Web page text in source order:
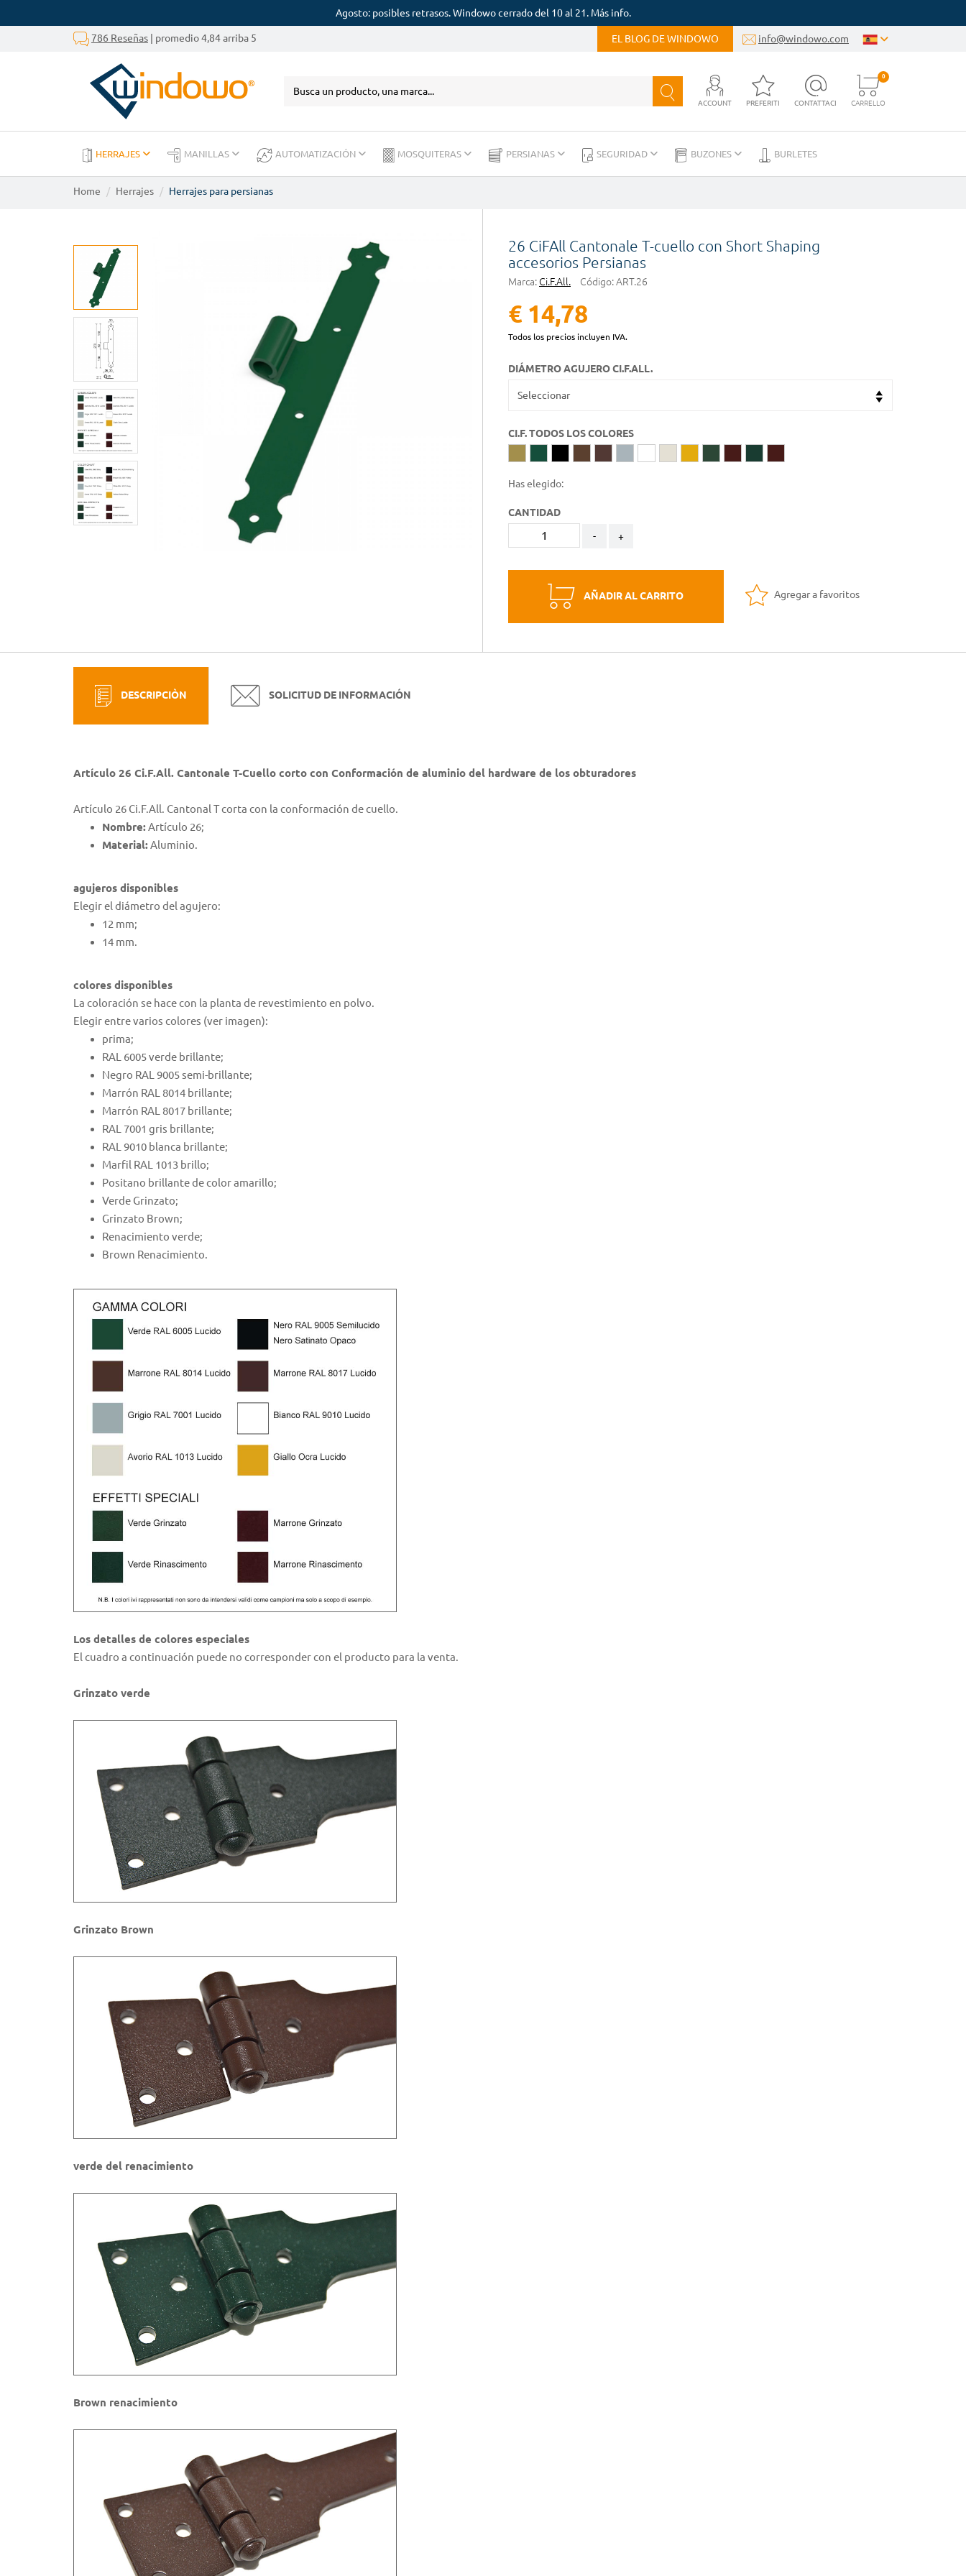
Agosto: posibles retrasos. Windowo cerrado del 10 al 21. Más info.
786 Reseñas | promedio 4,84 arriba 5 EL BLOG DE WINDOWO info@windowo.com
ACCOUNT PREFERITI CONTATTACI CARRELLO
0
HERRAJES MANILLAS AUTOMATIZACIÓN MOSQUITERAS PERSIANAS SEGURIDAD BUZONES BURLETES
Home Herrajes Herrajes para persianas
26 CiFAll Cantonale T-cuello con Short Shaping
accesorios Persianas
Marca: Ci.F.All. Código:ART.26
€ 14,78
Todos los precios incluyen IVA.
DIÁMETRO AGUJERO CI.F.ALL.
CI.F. TODOS LOS COLORES
Has elegido:
CANTIDAD
- +
AÑADIR AL CARRITO Agregar a favoritos
DESCRIPCIÒN SOLICITUD DE INFORMACIÓN
Artículo 26 Ci.F.All. Cantonale T-Cuello corto con Conformación de aluminio del hardware de los obturadores
Artículo 26 Ci.F.All. Cantonal T corta con la conformación de cuello.
Nombre:Artículo 26;
Material:Aluminio.
agujeros disponibles
Elegir el diámetro del agujero:
12 mm;
14 mm.
colores disponibles
La coloración se hace con la planta de revestimiento en polvo.
Elegir entre varios colores (ver imagen):
prima;
RAL 6005 verde brillante;
Negro RAL 9005 semi-brillante;
Marrón RAL 8014 brillante;
Marrón RAL 8017 brillante;
RAL 7001 gris brillante;
RAL 9010 blanca brillante;
Marfil RAL 1013 brillo;
Positano brillante de color amarillo;
Verde Grinzato;
Grinzato Brown;
Renacimiento verde;
Brown Renacimiento.
Los detalles de colores especiales
El cuadro a continuación puede no corresponder con el producto para la venta.
Grinzato verde
Grinzato Brown
verde del renacimiento
Brown renacimiento